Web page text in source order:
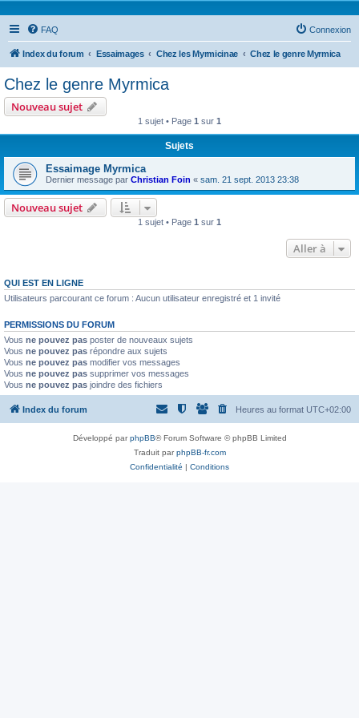
FAQ Connexion
Index du forum Essaimages Chez les Myrmicinae Chez le genre Myrmica
Chez le genre Myrmica
Nouveau sujet
1 sujet • Page 1 sur 1
Sujets
Essaimage Myrmica
Dernier message par Christian Foin « sam. 21 sept. 2013 23:38
Nouveau sujet
1 sujet • Page 1 sur 1
Aller à
QUI EST EN LIGNE
Utilisateurs parcourant ce forum : Aucun utilisateur enregistré et 1 invité
PERMISSIONS DU FORUM
Vous ne pouvez pas poster de nouveaux sujets
Vous ne pouvez pas répondre aux sujets
Vous ne pouvez pas modifier vos messages
Vous ne pouvez pas supprimer vos messages
Vous ne pouvez pas joindre des fichiers
Index du forum Heures au format UTC+02:00
Développé parphpBB® Forum Software © phpBB Limited
Traduit parphpBB-fr.com
Confidentialité | Conditions